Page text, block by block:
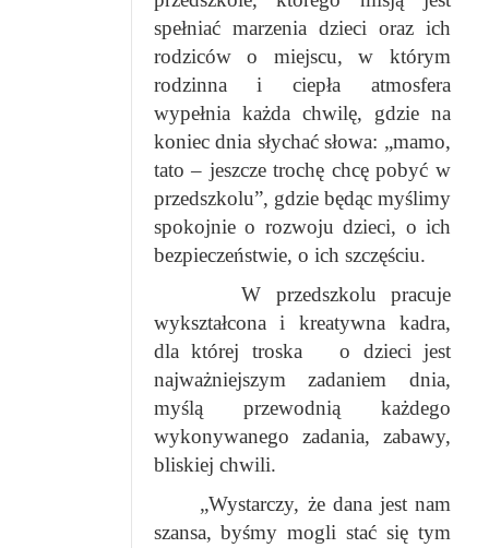
spełniać marzenia dzieci oraz ich
rodziców o miejscu, w którym
rodzinna i ciepła atmosfera
wypełnia każda chwilę, gdzie na
koniec dnia słychać słowa: „mamo,
tato – jeszcze trochę chcę pobyć w
przedszkolu”, gdzie będąc myślimy
spokojnie o rozwoju dzieci, o ich
bezpieczeństwie, o ich szczęściu.
W przedszkolu pracuje
wykształcona i kreatywna kadra,
dla której troska o dzieci jest
najważniejszym zadaniem dnia,
myślą przewodnią każdego
wykonywanego zadania, zabawy,
bliskiej chwili.
„Wystarczy, że dana jest nam
szansa, byśmy mogli stać się tym